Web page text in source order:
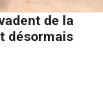
de la
désormais